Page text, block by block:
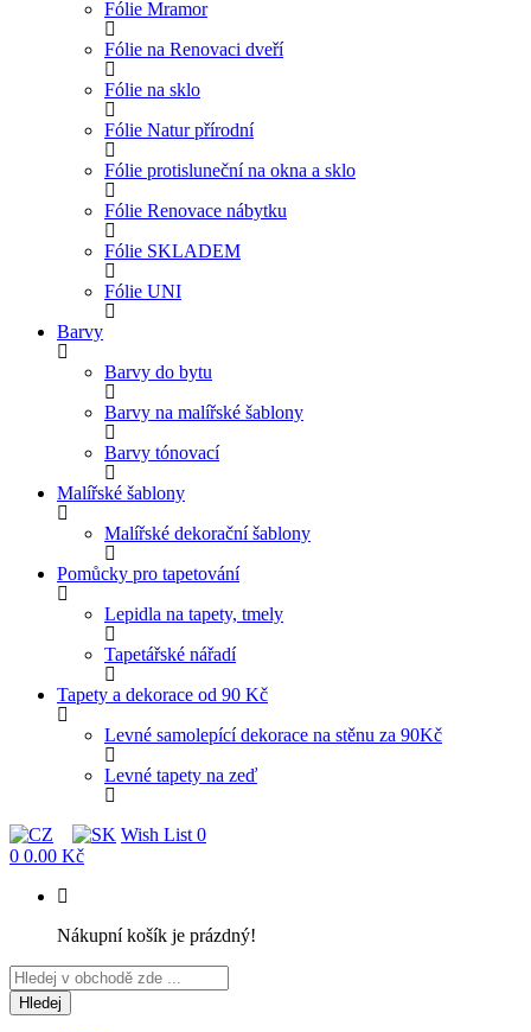
Fólie Mramor
Fólie na Renovaci dveří
Fólie na sklo
Fólie Natur přírodní
Fólie protisluneční na okna a sklo
Fólie Renovace nábytku
Fólie SKLADEM
Fólie UNI
Barvy
Barvy do bytu
Barvy na malířské šablony
Barvy tónovací
Malířské šablony
Malířské dekorační šablony
Pomůcky pro tapetování
Lepidla na tapety, tmely
Tapetářské nářadí
Tapety a dekorace od 90 Kč
Levné samolepící dekorace na stěnu za 90Kč
Levné tapety na zeď
Wish List 0
0 0.00 Kč
Nákupní košík je prázdný!
Hledej